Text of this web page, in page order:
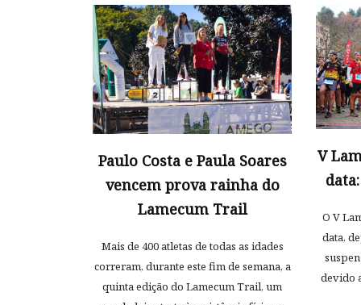
Paulo Costa e Paula Soares
vencem prova rainha do
Lamecum Trail
Mais de 400 atletas de todas as idades
correram, durante este fim de semana, a
quinta edição do Lamecum Trail, um
V
O V
data,
devido